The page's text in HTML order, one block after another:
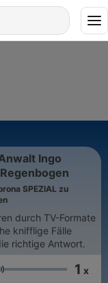
Ingo
SPEZIAL zu
durch TV-Formate
knifflige Fälle
richtige Antwort.
Volume 1 x